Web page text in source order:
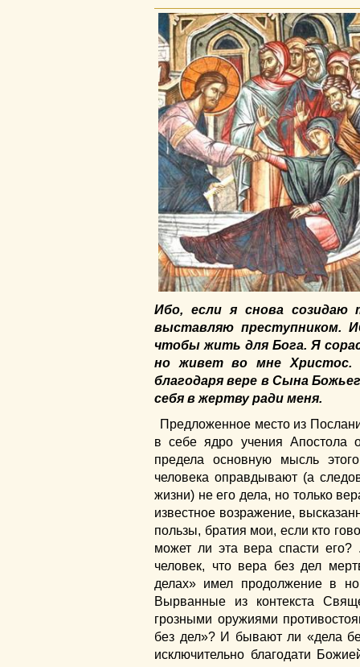
Ибо, если я снова созидаю
выставляю преступником.
чтобы жить для Бога. Я
но живет во мне Христос.
благодаря вере в Сына
себя в жертву ради меня.
Предложенное место из
в себе ядро учения Апостола
предела основную мысль
человека оправдывают (а
жизни) не его дела, но только
известное возражение,
пользы, братия мои, если кто
может ли эта вера спасти
человек, что вера без дел
делах» имел продолжение в
Вырванные из контекста
грозными оружиями
без дел»? И бывают ли «дела
исключительно благодати